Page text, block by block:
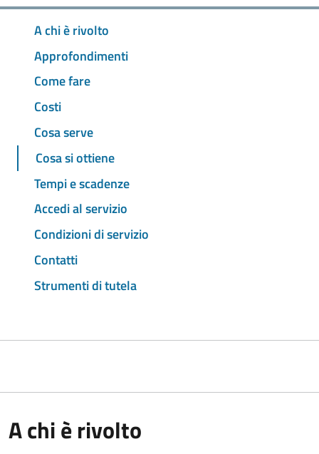
A chi è rivolto
Approfondimenti
Come fare
Costi
Cosa serve
Cosa si ottiene
Tempi e scadenze
Accedi al servizio
Condizioni di servizio
Contatti
Strumenti di tutela
A chi è rivolto